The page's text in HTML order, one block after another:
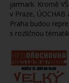
jarmark. Kromě
v Praze, ÚOCHAB
Praha budou
s rozličnou